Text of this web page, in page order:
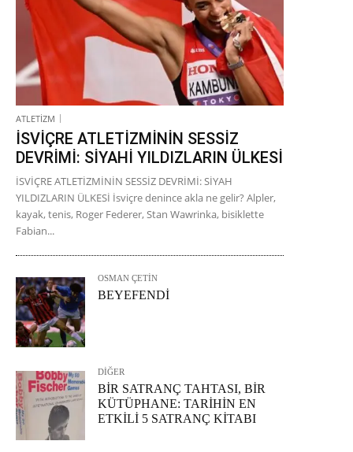
ATLETİZM
İSVİÇRE ATLETİZMİNİN SESSİZ
DEVRİMİ: SİYAHİ YILDIZLARIN ÜLKESİ
İSVİÇRE ATLETİZMİNİN SESSİZ DEVRİMİ: SİYAH
YILDIZLARIN ÜLKESİ İsviçre denince akla ne gelir? Alpler,
kayak, tenis, Roger Federer, Stan Wawrinka, bisiklette
Fabian...
OSMAN ÇETİN
BEYEFENDİ
DİĞER
BİR SATRANÇ TAHTASI, BİR
KÜTÜPHANE: TARİHİN EN
ETKİLİ 5 SATRANÇ KİTABI